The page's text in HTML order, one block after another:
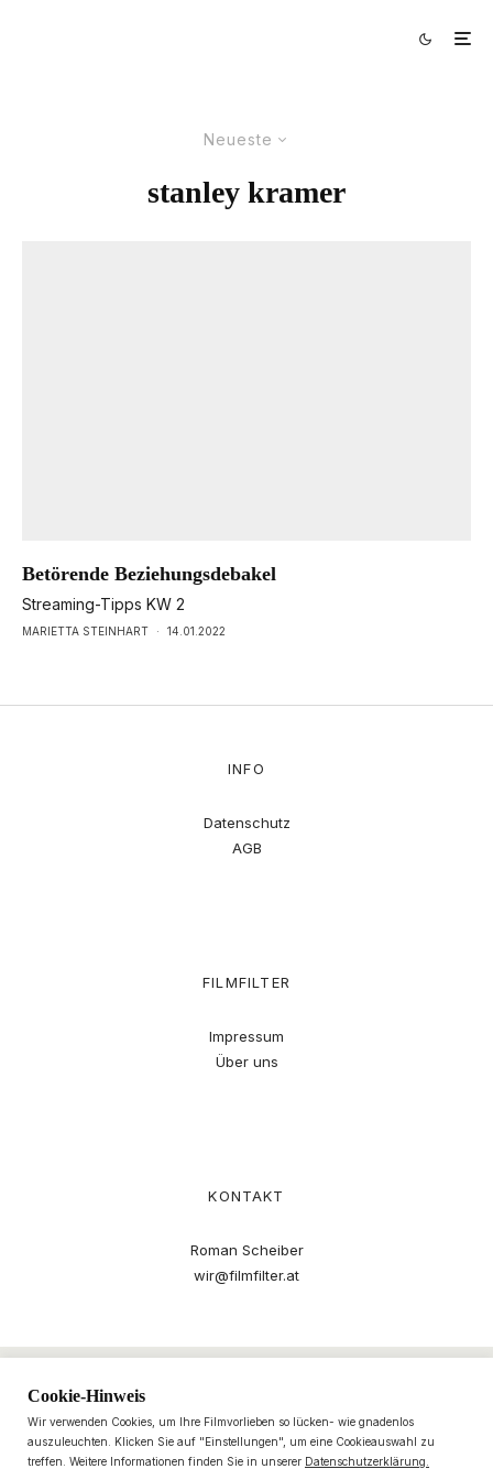
Neueste
stanley kramer
Betörende Beziehungsdebakel
Streaming-Tipps KW 2
MARIETTA STEINHART · 14.01.2022
INFO
Datenschutz
AGB
FILMFILTER
Impressum
Über uns
KONTAKT
Roman Scheiber
wir@filmfilter.at
Cookie-Hinweis
Wir verwenden Cookies, um Ihre Filmvorlieben so lücken- wie gnadenlos
auszuleuchten. Klicken Sie auf "Einstellungen", um eine Cookieauswahl zu
treffen. Weitere Informationen finden Sie in unserer Datenschutzerklärung.